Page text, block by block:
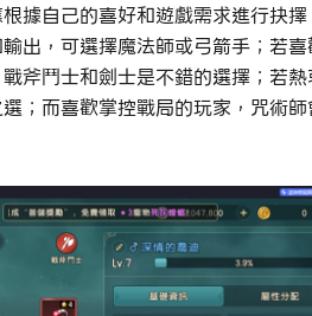
據自己的喜好和遊戲需求進行抉
出，可選擇魔法師或弓箭手；若
斧鬥士和劍士是不錯的選擇；若
；而喜歡掌控戰局的玩家，咒術